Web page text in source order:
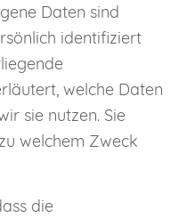
Daten sind
identifiziert
welche Daten
sie nutzen. Sie
welchem Zweck
die